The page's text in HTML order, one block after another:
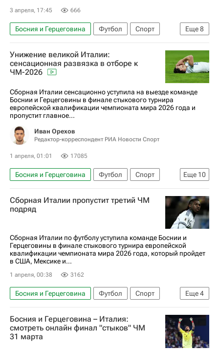
3 апреля, 17:45 666
Еще8
Босния и Герцеговина Футбол
Спорт
Спорт — видео
Авторы РИА Новости Спорт
Материалы РИА Спорт
Италия
Дженнаро Гаттузо
Массимилиано Аллегри
ЧМ по футболу 2026
Унижение великой Италии:
сенсационная развязка в отборе к
ЧМ-2026
Сборная Италии сенсационно уступила на выезде команде
Боснии и Герцеговины в финале стыкового турнира
европейской квалификации чемпионата мира 2026 года и
пропустит главное...
Иван Орехов
Редактор-корреспондент РИА Новости Спорт
1 апреля, 01:01 17085
Еще 10
Босния и Герцеговина Футбол
Спорт
Авторы РИА Новости Спорт
Материалы РИА Спорт
Италия
Дания
Швеция
ЧМ по футболу 2026
Сборная Италии пропустит третий ЧМ
подряд
Сборная Италии по футболу уступила команде Боснии и
Герцеговины в финале стыкового турнира европейской
квалификации чемпионата мира 2026 года, который пройдет
в США, Мексике и...
1 апреля, 00:38 3162
Еще4
Босния и Герцеговина Футбол
Спорт
Мойзе Кин
Алессандро Бастони
Италия
ЧМ по футболу 2026
Босния и Герцеговина – Италия:
смотреть онлайн финал "стыков" ЧМ
31 марта